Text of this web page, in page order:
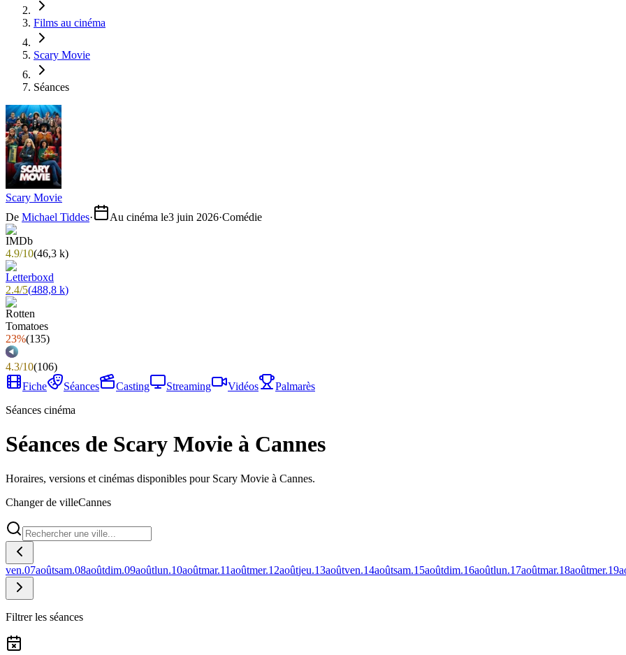
Films au cinéma
Scary Movie
Séances
Scary Movie
De Michael Tiddes· Au cinéma le3 juin 2026·Comédie
4.9/10(46,3 k)
2.4/5(488,8 k)
23%(135)
4.3/10(106)
Fiche
Séances Casting Streaming Vidéos
Palmarès
Séances cinéma
Séances de Scary Movie à Cannes
Horaires, versions et cinémas disponibles pour Scary Movie à Cannes.
Changer de villeCannes
ven.07aoûtsam.08aoûtdim.09aoûtlun.10aoûtmar.11aoûtmer.12aoûtjeu.13aoûtven.14aoûtsam.15aoûtdim.16aoûtlun.17aoûtmar.18aoûtmer.19
Filtrer les séances